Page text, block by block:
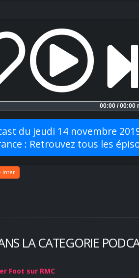
00:00 / 00:00
du jeudi 14 novembre
: Retrouvez tous les
inter
LA CATEGORIE
Foot sur RMC